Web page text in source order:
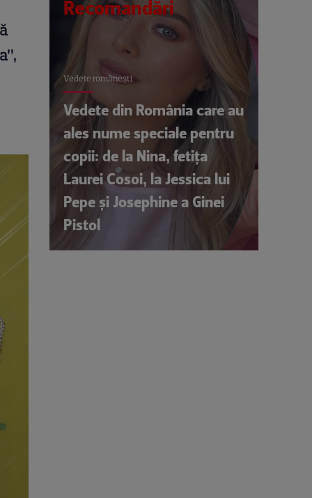
Recomandări
Vedete româneşti
Vedete din România care au
ales nume speciale pentru
copii: de la Nina, fetița
Laurei Cosoi, la Jessica lui
Pepe și Josephine a Ginei
Pistol